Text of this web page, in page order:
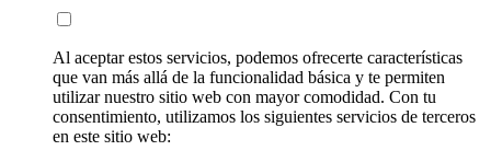
Al aceptar estos servicios, podemos ofrecerte características
que van más allá de la funcionalidad básica y te permiten
utilizar nuestro sitio web con mayor comodidad. Con tu
consentimiento, utilizamos los siguientes servicios de terceros
en este sitio web: